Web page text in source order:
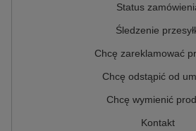
Status
Śledzenie
Chcę zareklamować
Chcę odstąpić od
Chcę wymienić
Kontakt